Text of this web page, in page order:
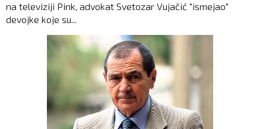
na televiziji Pink, advokat Svetozar Vujačić "ismejao"
devojke koje su...